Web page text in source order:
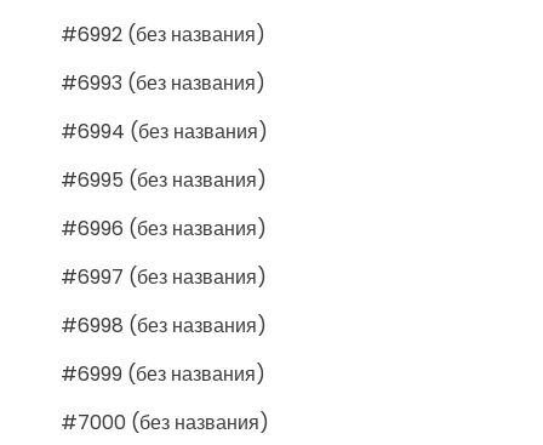
#6992 (без названия)
#6993 (без названия)
#6994 (без названия)
#6995 (без названия)
#6996 (без названия)
#6997 (без названия)
#6998 (без названия)
#6999 (без названия)
#7000 (без названия)